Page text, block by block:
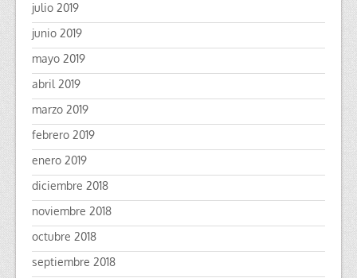
julio 2019
junio 2019
mayo 2019
abril 2019
marzo 2019
febrero 2019
enero 2019
diciembre 2018
noviembre 2018
octubre 2018
septiembre 2018